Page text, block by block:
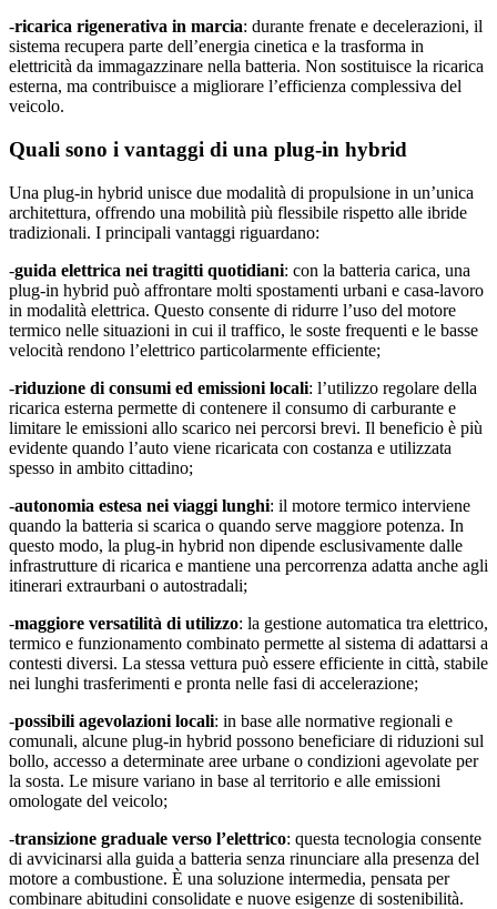
-ricarica rigenerativa in marcia: durante frenate e decelerazioni, il
sistema recupera parte dell’energia cinetica e la trasforma in
elettricità da immagazzinare nella batteria. Non sostituisce la ricarica
esterna, ma contribuisce a migliorare l’efficienza complessiva del
veicolo.
Quali sono i vantaggi di una plug-in hybrid
Una plug-in hybrid unisce due modalità di propulsione in un’unica
architettura, offrendo una mobilità più flessibile rispetto alle ibride
tradizionali. I principali vantaggi riguardano:
-guida elettrica nei tragitti quotidiani: con la batteria carica, una
plug-in hybrid può affrontare molti spostamenti urbani e casa-lavoro
in modalità elettrica. Questo consente di ridurre l’uso del motore
termico nelle situazioni in cui il traffico, le soste frequenti e le basse
velocità rendono l’elettrico particolarmente efficiente;
-riduzione di consumi ed emissioni locali: l’utilizzo regolare della
ricarica esterna permette di contenere il consumo di carburante e
limitare le emissioni allo scarico nei percorsi brevi. Il beneficio è più
evidente quando l’auto viene ricaricata con costanza e utilizzata
spesso in ambito cittadino;
-autonomia estesa nei viaggi lunghi: il motore termico interviene
quando la batteria si scarica o quando serve maggiore potenza. In
questo modo, la plug-in hybrid non dipende esclusivamente dalle
infrastrutture di ricarica e mantiene una percorrenza adatta anche agli
itinerari extraurbani o autostradali;
-maggiore versatilità di utilizzo: la gestione automatica tra elettrico,
termico e funzionamento combinato permette al sistema di adattarsi a
contesti diversi. La stessa vettura può essere efficiente in città, stabile
nei lunghi trasferimenti e pronta nelle fasi di accelerazione;
-possibili agevolazioni locali: in base alle normative regionali e
comunali, alcune plug-in hybrid possono beneficiare di riduzioni sul
bollo, accesso a determinate aree urbane o condizioni agevolate per
la sosta. Le misure variano in base al territorio e alle emissioni
omologate del veicolo;
-transizione graduale verso l’elettrico: questa tecnologia consente
di avvicinarsi alla guida a batteria senza rinunciare alla presenza del
motore a combustione. È una soluzione intermedia, pensata per
combinare abitudini consolidate e nuove esigenze di sostenibilità.